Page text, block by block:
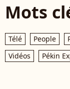
Mots
Télé People
Vidéos
Pékin